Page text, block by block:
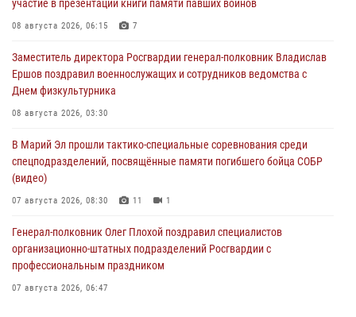
участие в презентации книги памяти павших воинов
08 августа 2026, 06:15 7
Заместитель директора Росгвардии генерал-полковник Владислав
Ершов поздравил военнослужащих и сотрудников ведомства с
Днем физкультурника
08 августа 2026, 03:30
В Марий Эл прошли тактико-специальные соревнования среди
спецподразделений, посвящённые памяти погибшего бойца СОБР
(видео)
07 августа 2026, 08:30 11 1
Генерал-полковник Олег Плохой поздравил специалистов
организационно-штатных подразделений Росгвардии с
профессиональным праздником
07 августа 2026, 06:47